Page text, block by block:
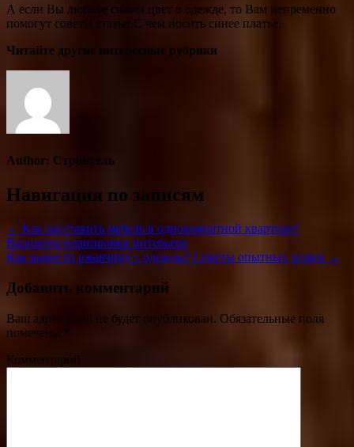
А если Вы любите синий цвет в одежде, то Вам непременно
помогут советы статьи С чем носить синее платье.
Читайте другие интересные рубрики
Author: Строитель
Навигация по записям
← Как расставить мебель в однокомнатной квартире?
Варианты планировки интерьера
Как вывести ржавчину с одежды? Советы опытных хозяек →
Добавить комментарий
Ваш адрес email не будет опубликован. Обязательные поля
помечены *
Комментарий